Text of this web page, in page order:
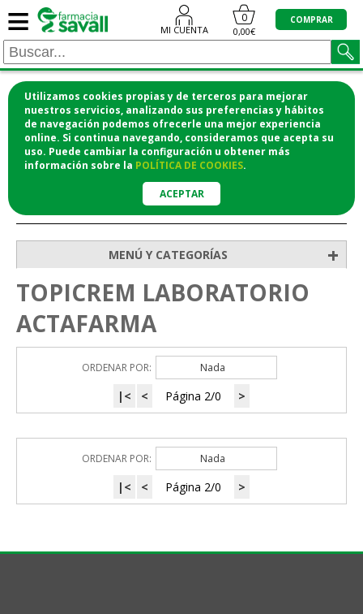
Utilizamos cookies propias y de terceros para mejorar
nuestros servicios, analizando sus preferencias y hábitos
de navegación podemos ofrecerle una mejor experiencia
online. Si continua navegando, consideramos que acepta su
uso. Puede cambiar la configuración u obtener más
información sobre la POLÍTICA DE COOKIES.
ACEPTAR
≡ MI CUENTA
0
0,00€
COMPRAR
¡COMPRA CÓMODAMENTE DESDE CASA Y RECOGE
EN LA FARMACIA!
o si lo prefieres te lo mandamos a casa
MENÚ Y CATEGORÍAS +
TOPICREM LABORATORIO
ACTAFARMA
ORDENAR POR: Nada
|< < Página 2/0 >
ORDENAR POR: Nada
|< < Página 2/0 >